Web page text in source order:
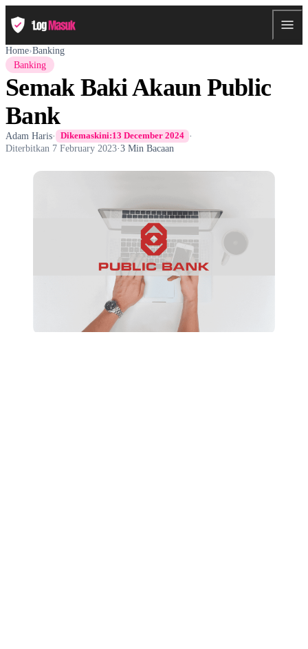
Home›Banking
Banking
Semak Baki Akaun Public
Bank
Adam Haris· Dikemaskini:13 December 2024 ·
Diterbitkan 7 February 2023·3 Min Bacaan